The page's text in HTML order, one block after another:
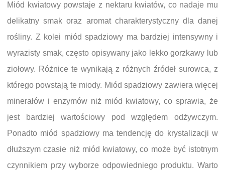
Miód kwiatowy powstaje z nektaru kwiatów, co nadaje mu
delikatny smak oraz aromat charakterystyczny dla danej
rośliny. Z kolei miód spadziowy ma bardziej intensywny i
wyrazisty smak, często opisywany jako lekko gorzkawy lub
ziołowy. Różnice te wynikają z różnych źródeł surowca, z
którego powstają te miody. Miód spadziowy zawiera więcej
minerałów i enzymów niż miód kwiatowy, co sprawia, że
jest bardziej wartościowy pod względem odżywczym.
Ponadto miód spadziowy ma tendencję do krystalizacji w
dłuższym czasie niż miód kwiatowy, co może być istotnym
czynnikiem przy wyborze odpowiedniego produktu. Warto